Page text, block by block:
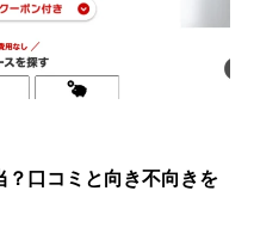
？口コミと向き不向きを